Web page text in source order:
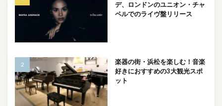
デ、ロンドンのユニオン・チャ
ペルでのライヴ盤リリース
楽器の街・浜松を楽しむ！音楽
好きにおすすめの3大観光スポ
ット